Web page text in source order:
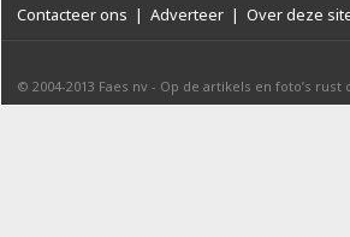
Contacteer ons | Adverteer | Over deze
© 2004-2013 Faes nv - Op de artikels en foto’s rust